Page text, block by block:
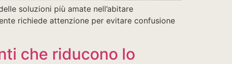
soluzioni più amate nell’abitare
richiede attenzione per evitare confusione
che riducono lo